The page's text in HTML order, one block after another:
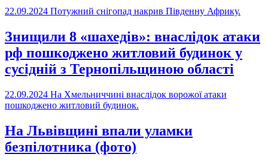
22.09.2024 Потужний снігопад накрив Південну Африку.
Знищили 8 «шахедів»: внаслідок атаки
рф пошкоджено житловий будинок у
сусідній з Тернопільщиною області
22.09.2024 На Хмельниччині внаслідок ворожої атаки
пошкоджено житловий будинок.
На Львівщині впали уламки
безпілотника (фото)